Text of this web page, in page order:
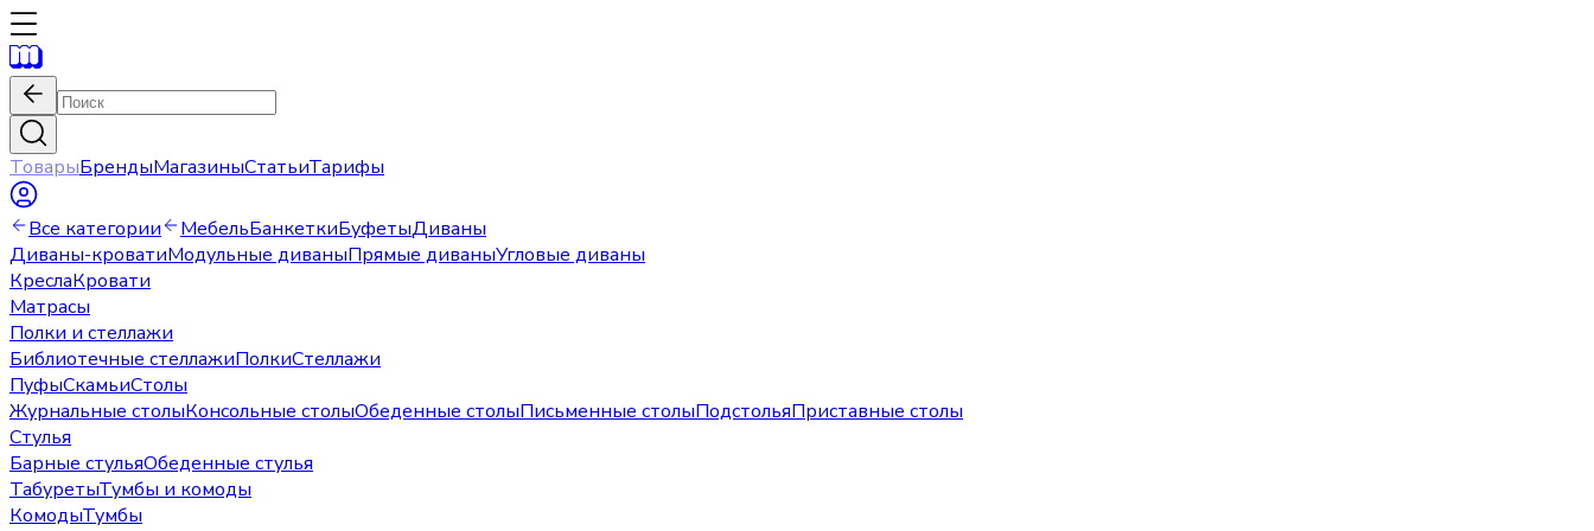
ТоварыБрендыМагазиныСтатьиТарифы
Все категории МебельБанкеткиБуфетыДиваны
Диваны-кроватиМодульные диваныПрямые диваныУгловые диваны
КреслаКровати
Матрасы
Полки и стеллажи
Библиотечные стеллажиПолкиСтеллажи
ПуфыСкамьиСтолы
Журнальные столыКонсольные столыОбеденные столыПисьменные столыПодстольяПриставные столы
Стулья
Барные стульяОбеденные стулья
ТабуретыТумбы и комоды
КомодыТумбы